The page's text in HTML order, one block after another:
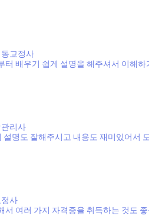
교정사
배우기 쉽게 설명을 해주셔서 이해
리사
명도 잘해주시고 내용도 재미있어서
사
여러 가지 자격증을 취득하는 것도